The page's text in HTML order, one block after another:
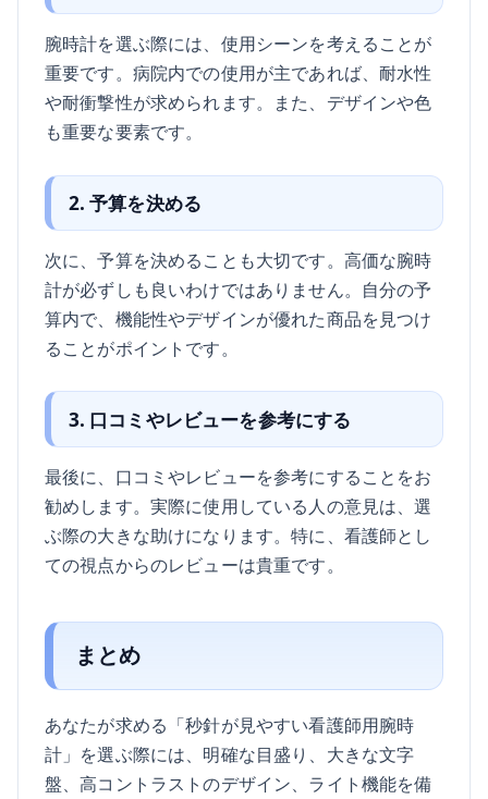
腕時計を選ぶ際には、使用シーンを考えることが
重要です。病院内での使用が主であれば、耐水性
や耐衝撃性が求められます。また、デザインや色
も重要な要素です。
2. 予算を決める
次に、予算を決めることも大切です。高価な腕時
計が必ずしも良いわけではありません。自分の予
算内で、機能性やデザインが優れた商品を見つけ
ることがポイントです。
3. 口コミやレビューを参考にする
最後に、口コミやレビューを参考にすることをお
勧めします。実際に使用している人の意見は、選
ぶ際の大きな助けになります。特に、看護師とし
ての視点からのレビューは貴重です。
まとめ
あなたが求める「秒針が見やすい看護師用腕時
計」を選ぶ際には、明確な目盛り、大きな文字
盤、高コントラストのデザイン、ライト機能を備